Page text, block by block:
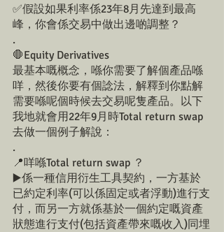
✅假設如果利率係23年8月先達到最高
峰，你會係交易中做出邊啲調整？
.
🛑Equity Derivatives
最基本嘅概念，喺你需要了解個產品喺
咩，然後你要有個諗法，解釋到你點解
需要喺呢個時候去交易呢隻產品。以下
我地就會用22年9月時Total return swap
去做一個例子解說：
.
📍咩喺Total return swap ？
▶️係一種信用衍生工具契約，一方基於
已約定利率(可以係固定或者浮動)進行支
付，而另一方就係基於一個約定嘅資產
狀態進行支付(包括資產帶來嘅收入)同埋